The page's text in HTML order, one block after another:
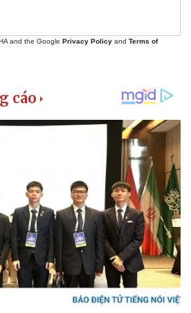
Quân sự - Quốc phòng
Phân tích
and the Google Privacy Policy and Terms of